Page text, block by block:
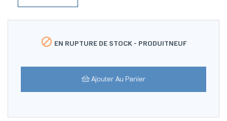
 EN RUPTURE DE STOCK - PRODUITNEUF
Ajouter Au Panier